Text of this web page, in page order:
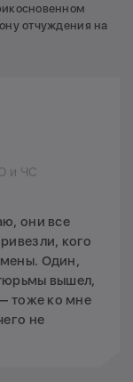
отчуждения на
и ЧС
они все
кого
Один,
вышел,
— тоже ко мне
не